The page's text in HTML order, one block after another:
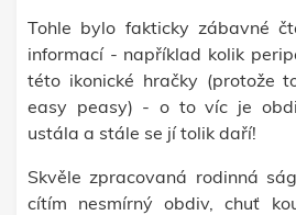
Tohle bylo fakticky zábavné
informací - například kolik
této ikonické hračky (protože
easy peasy) - o to víc je
ustála a stále se jí tolik daří!
Skvěle zpracovaná rodinná
cítím nesmírný obdiv, chuť